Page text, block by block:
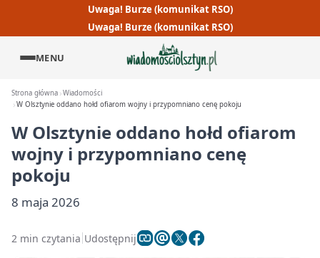
Uwaga! Burze (komunikat RSO)
Uwaga! Burze (komunikat RSO)
MENU
Strona główna Wiadomości
W Olsztynie oddano hołd ofiarom wojny i przypomniano cenę pokoju
W Olsztynie oddano hołd ofiarom
wojny i przypomniano cenę
pokoju
8 maja 2026
2 min czytania Udostępnij